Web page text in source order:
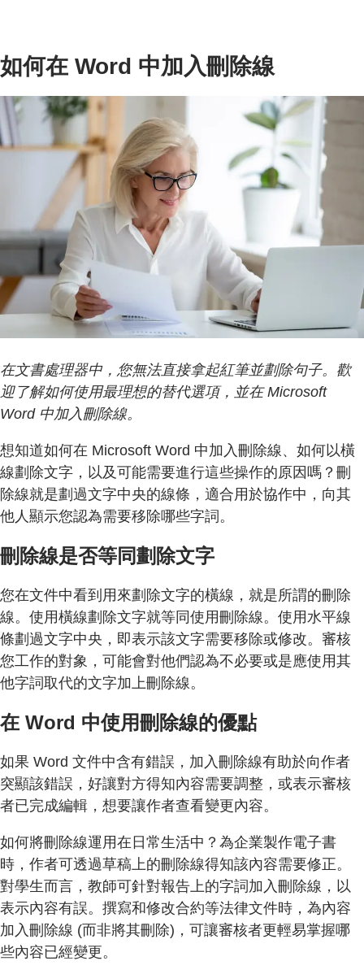
如何在 Word 中加入刪除線
在文書處理器中，您無法直接拿起紅筆並劃除句子。歡
迎了解如何使用最理想的替代選項，並在 Microsoft
Word 中加入刪除線。
想知道如何在 Microsoft Word 中加入刪除線、如何以橫
線劃除文字，以及可能需要進行這些操作的原因嗎？刪
除線就是劃過文字中央的線條，適合用於協作中，向其
他人顯示您認為需要移除哪些字詞。
刪除線是否等同劃除文字
您在文件中看到用來劃除文字的橫線，就是所謂的刪除
線。使用橫線劃除文字就等同使用刪除線。使用水平線
條劃過文字中央，即表示該文字需要移除或修改。審核
您工作的對象，可能會對他們認為不必要或是應使用其
他字詞取代的文字加上刪除線。
在 Word 中使用刪除線的優點
如果 Word 文件中含有錯誤，加入刪除線有助於向作者
突顯該錯誤，好讓對方得知內容需要調整，或表示審核
者已完成編輯，想要讓作者查看變更內容。
如何將刪除線運用在日常生活中？為企業製作電子書
時，作者可透過草稿上的刪除線得知該內容需要修正。
對學生而言，教師可針對報告上的字詞加入刪除線，以
表示內容有誤。撰寫和修改合約等法律文件時，為內容
加入刪除線 (而非將其刪除)，可讓審核者更輕易掌握哪
些內容已經變更。